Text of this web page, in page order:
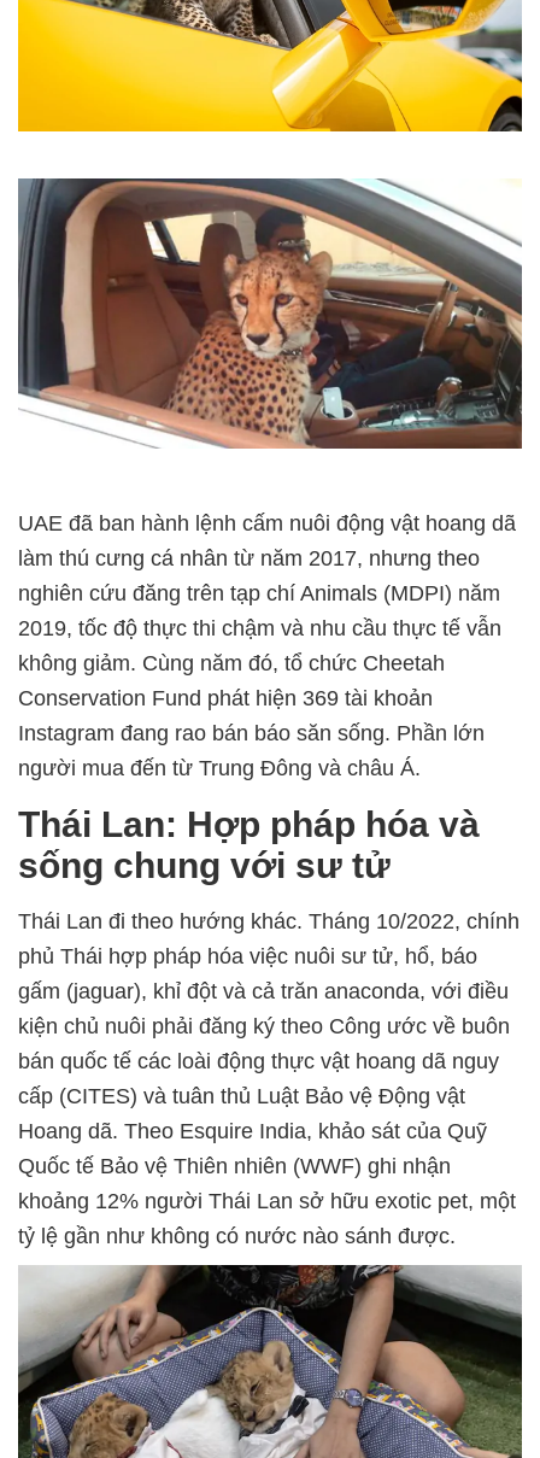
UAE đã ban hành lệnh cấm nuôi động vật hoang dã
làm thú cưng cá nhân từ năm 2017, nhưng theo
nghiên cứu đăng trên tạp chí Animals (MDPI) năm
2019, tốc độ thực thi chậm và nhu cầu thực tế vẫn
không giảm. Cùng năm đó, tổ chức Cheetah
Conservation Fund phát hiện 369 tài khoản
Instagram đang rao bán báo săn sống. Phần lớn
người mua đến từ Trung Đông và châu Á.
Thái Lan: Hợp pháp hóa và
sống chung với sư tử
Thái Lan đi theo hướng khác. Tháng 10/2022, chính
phủ Thái hợp pháp hóa việc nuôi sư tử, hổ, báo
gấm (jaguar), khỉ đột và cả trăn anaconda, với điều
kiện chủ nuôi phải đăng ký theo Công ước về buôn
bán quốc tế các loài động thực vật hoang dã nguy
cấp (CITES) và tuân thủ Luật Bảo vệ Động vật
Hoang dã. Theo Esquire India, khảo sát của Quỹ
Quốc tế Bảo vệ Thiên nhiên (WWF) ghi nhận
khoảng 12% người Thái Lan sở hữu exotic pet, một
tỷ lệ gần như không có nước nào sánh được.